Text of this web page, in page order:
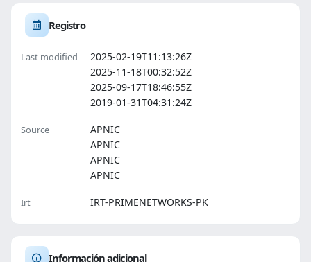
Registro
Last modified
2025-02-19T11:13:26Z
2025-11-18T00:32:52Z
2025-09-17T18:46:55Z
2019-01-31T04:31:24Z
Source
APNIC
APNIC
APNIC
APNIC
Irt IRT-PRIMENETWORKS-PK
Información adicional